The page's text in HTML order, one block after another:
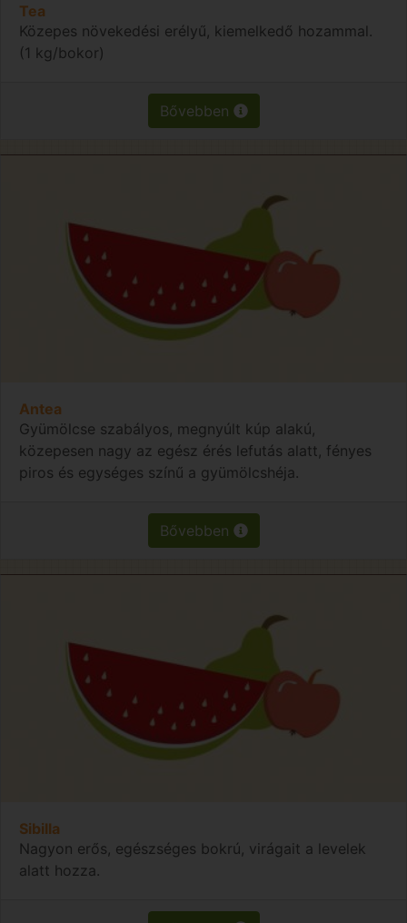
Tea
Közepes növekedési erélyű, kiemelkedő hozammal.
(1 kg/bokor)
Bővebben
Antea
Gyümölcse szabályos, megnyúlt kúp alakú,
közepesen nagy az egész érés lefutás alatt, fényes
piros és egységes színű a gyümölcshéja.
Bővebben
Sibilla
Nagyon erős, egészséges bokrú, virágait a levelek
alatt hozza.